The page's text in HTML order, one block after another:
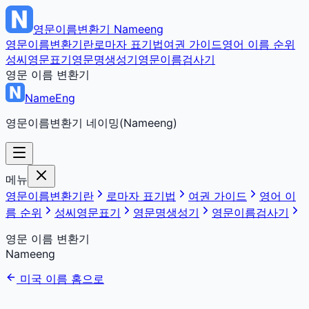
영문이름변환기 Nameeng
영문이름변환기란로마자 표기법여권 가이드영어 이름 순위
성씨영문표기영문명생성기영문이름검사기
영문 이름 변환기
NameEng
영문이름변환기 네이밍(Nameeng)
메뉴
영문이름변환기란
로마자 표기법 여권 가이드
영어 이
름 순위
성씨영문표기 영문명생성기
영문이름검사기
영문 이름 변환기
Nameeng
미국 이름 홈으로